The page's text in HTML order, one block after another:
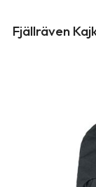
Fjällräven